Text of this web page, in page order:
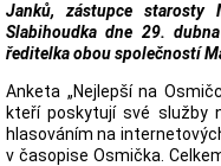
Janků, zástupce starosty
Slabihoudka dne 29.
ředitelka obou společností
Anketa „Nejlepší na
kteří poskytují své služby
hlasováním na
v časopise Osmička.